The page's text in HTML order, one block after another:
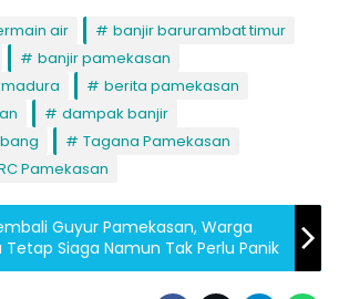
air
banjir barurambat timur
banjir pamekasan
berita pamekasan
dampak banjir
Tagana Pamekasan
Pamekasan
Guyur Pamekasan, Warga
Siaga Namun Tak Perlu Panik